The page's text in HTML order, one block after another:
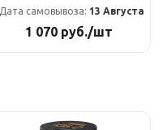
Дата самовывоза: 13 Августа
1 070руб./шт